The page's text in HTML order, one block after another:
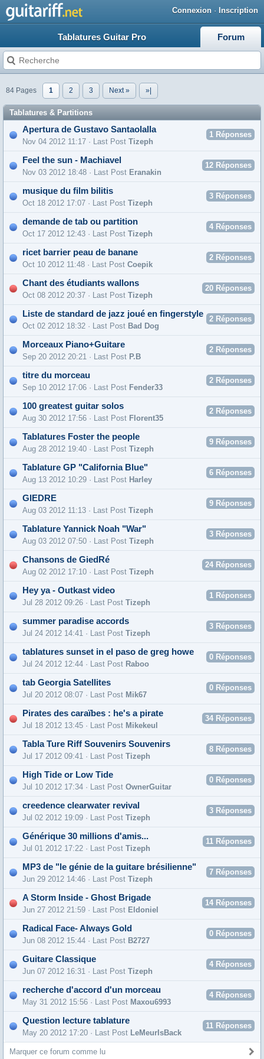
Connexion · Inscription
Tablatures Guitar Pro Forum
84 Pages 1 2 3 Next » »|
Tablatures & Partitions
1 Réponses
Apertura de Gustavo Santaolalla
Nov 04 2012 11:17 · Last Post Tizeph
12 Réponses
Feel the sun - Machiavel
Nov 03 2012 18:48 · Last Post Eranakin
3 Réponses
musique du film bilitis
Oct 18 2012 17:07 · Last Post Tizeph
4 Réponses
demande de tab ou partition
Oct 17 2012 12:43 · Last Post Tizeph
2 Réponses
ricet barrier peau de banane
Oct 10 2012 11:48 · Last Post Coepik
20 Réponses
Chant des étudiants wallons
Oct 08 2012 20:37 · Last Post Tizeph
2 Réponses
Liste de standard de jazz joué en fingerstyle
Oct 02 2012 18:32 · Last Post Bad Dog
2 Réponses
Morceaux Piano+Guitare
Sep 20 2012 20:21 · Last Post P.B
2 Réponses
titre du morceau
Sep 10 2012 17:06 · Last Post Fender33
2 Réponses
100 greatest guitar solos
Aug 30 2012 17:56 · Last Post Florent35
9 Réponses
Tablatures Foster the people
Aug 28 2012 19:40 · Last Post Tizeph
6 Réponses
Tablature GP "California Blue"
Aug 13 2012 10:29 · Last Post Harley
9 Réponses
GIEDRE
Aug 03 2012 11:13 · Last Post Tizeph
3 Réponses
Tablature Yannick Noah "War"
Aug 03 2012 07:50 · Last Post Tizeph
24 Réponses
Chansons de GiedRé
Aug 02 2012 17:10 · Last Post Tizeph
1 Réponses
Hey ya - Outkast video
Jul 28 2012 09:26 · Last Post Tizeph
3 Réponses
summer paradise accords
Jul 24 2012 14:41 · Last Post Tizeph
0 Réponses
tablatures sunset in el paso de greg howe
Jul 24 2012 12:44 · Last Post Raboo
0 Réponses
tab Georgia Satellites
Jul 20 2012 08:07 · Last Post Mik67
34 Réponses
Pirates des caraïbes : he's a pirate
Jul 18 2012 13:45 · Last Post Mikekeul
8 Réponses
Tabla Ture Riff Souvenirs Souvenirs
Jul 17 2012 09:41 · Last Post Tizeph
0 Réponses
High Tide or Low Tide
Jul 10 2012 17:34 · Last Post OwnerGuitar
3 Réponses
creedence clearwater revival
Jul 02 2012 19:09 · Last Post Tizeph
11 Réponses
Générique 30 millions d'amis...
Jul 01 2012 17:22 · Last Post Tizeph
7 Réponses
MP3 de "le génie de la guitare brésilienne"
Jun 29 2012 14:46 · Last Post Tizeph
14 Réponses
A Storm Inside - Ghost Brigade
Jun 27 2012 21:59 · Last Post Eldoniel
0 Réponses
Radical Face- Always Gold
Jun 08 2012 15:44 · Last Post B2727
4 Réponses
Guitare Classique
Jun 07 2012 16:31 · Last Post Tizeph
4 Réponses
recherche d'accord d'un morceau
May 31 2012 15:56 · Last Post Maxou6993
11 Réponses
Question lecture tablature
May 20 2012 17:20 · Last Post LeMeurIsBack
Marquer ce forum comme lu